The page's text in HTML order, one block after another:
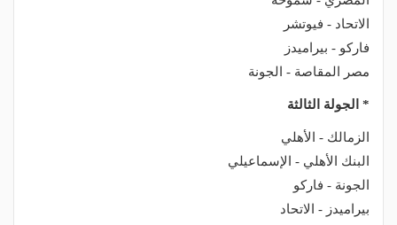
الاتحاد - فيوتشر
فاركو - بيراميدز
مصر المقاصة - الجونة
* الجولة الثالثة
الزمالك - الأهلي
البنك الأهلي - الإسماعيلي
الجونة - فاركو
بيراميدز - الاتحاد